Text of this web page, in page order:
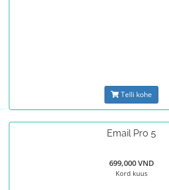
Telli kohe
Email Pro 5
699,000 VND
Kord kuus